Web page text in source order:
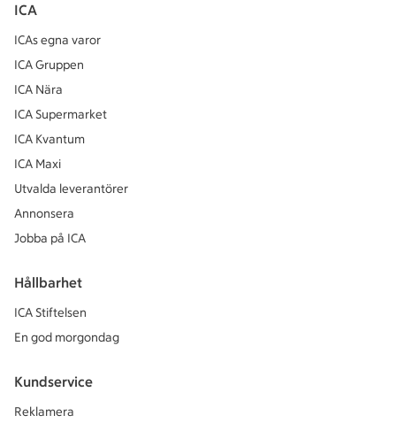
ICA
ICAs egna varor
ICA Gruppen
ICA Nära
ICA Supermarket
ICA Kvantum
ICA Maxi
Utvalda leverantörer
Annonsera
Jobba på ICA
Hållbarhet
ICA Stiftelsen
En god morgondag
Kundservice
Reklamera